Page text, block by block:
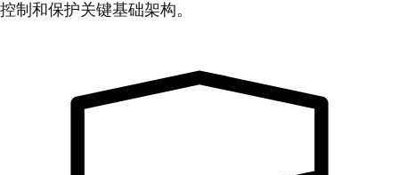
控制和保护关键基础架构。